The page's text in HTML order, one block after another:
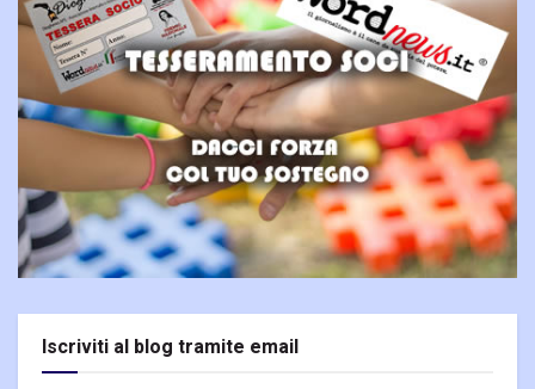
Iscriviti al blog tramite email